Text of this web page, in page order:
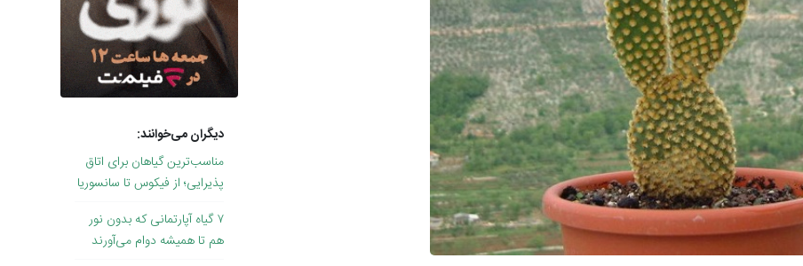
دیگران می‌خوانند:
مناسب‌ترین گیاهان برای اتاق
پذیرایی؛ از فیکوس تا سانسوریا
۷ گیاه آپارتمانی که بدون نور
هم تا همیشه دوام می‌آورند